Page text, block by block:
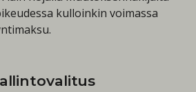
kulloinkin voimassa